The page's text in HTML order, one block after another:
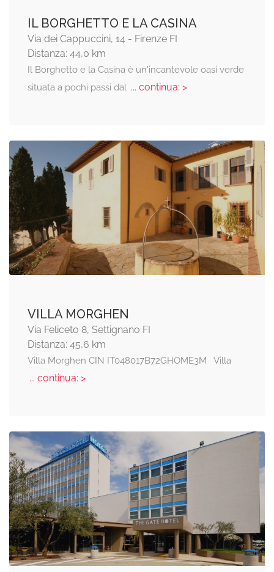
IL BORGHETTO E LA CASINA
Via dei Cappuccini, 14 - Firenze FI
Distanza: 44,0 km
Il Borghetto e la Casina è un'incantevole oasi verde
situata a pochi passi dal ... continua: >
VILLA MORGHEN
Via Feliceto 8, Settignano FI
Distanza: 45,6 km
Villa Morghen CIN IT048017B72GHOME3M Villa
... continua: >